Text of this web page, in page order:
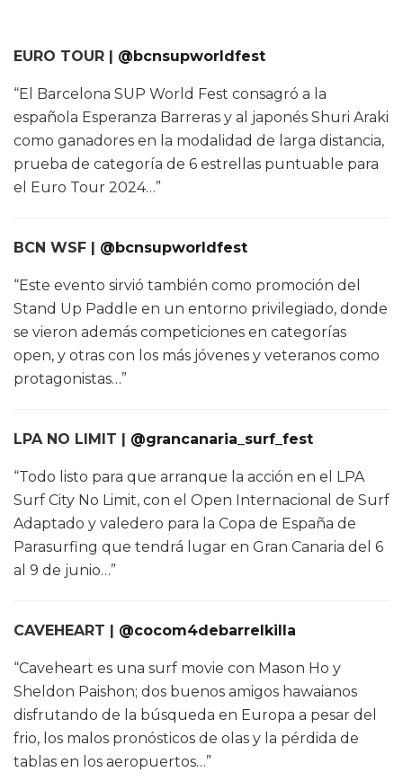
EURO TOUR | @bcnsupworldfest
“El Barcelona SUP World Fest consagró a la
española Esperanza Barreras y al japonés Shuri Araki
como ganadores en la modalidad de larga distancia,
prueba de categoría de 6 estrellas puntuable para
el Euro Tour 2024…”
BCN WSF | @bcnsupworldfest
“Este evento sirvió también como promoción del
Stand Up Paddle en un entorno privilegiado, donde
se vieron además competiciones en categorías
open, y otras con los más jóvenes y veteranos como
protagonistas…”
LPA NO LIMIT | @grancanaria_surf_fest
“Todo listo para que arranque la acción en el LPA
Surf City No Limit, con el Open Internacional de Surf
Adaptado y valedero para la Copa de España de
Parasurfing que tendrá lugar en Gran Canaria del 6
al 9 de junio…”
CAVEHEART | @cocom4debarrelkilla
“Caveheart es una surf movie con Mason Ho y
Sheldon Paishon; dos buenos amigos hawaianos
disfrutando de la búsqueda en Europa a pesar del
frio, los malos pronósticos de olas y la pérdida de
tablas en los aeropuertos…”